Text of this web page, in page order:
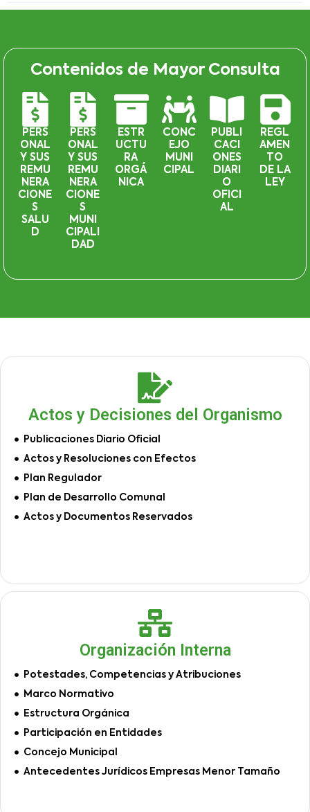
Contenidos de Mayor Consulta
PERS
ONAL
Y SUS
REMU
NERA
CIONE
S
SALU
D
PERS
ONAL
Y SUS
REMU
NERA
CIONE
S
MUNI
CIPALI
DAD
ESTR
UCTU
RA
ORGÁ
NICA
CONC
EJO
MUNI
CIPAL
PUBLI
CACI
ONES
DIARI
O
OFICI
AL
REGL
AMEN
TO
DE LA
LEY
Actos y Decisiones del Organismo
Publicaciones Diario Oficial
Actos y Resoluciones con Efectos
Plan Regulador
Plan de Desarrollo Comunal
Actos y Documentos Reservados
Organización Interna
Potestades, Competencias y Atribuciones
Marco Normativo
Estructura Orgánica
Participación en Entidades
Concejo Municipal
Antecedentes Jurídicos Empresas Menor Tamaño